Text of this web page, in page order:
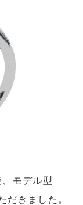
モデル型
だきました。